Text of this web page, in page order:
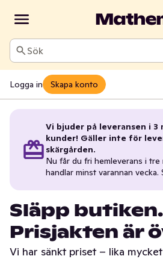
Sök
Logga in Skapa konto
Vi bjuder på leveransen i 3
kunder! Gäller inte för
skärgården.
Nu får du fri hemleverans i tre
handlar minst varannan vecka.
Släpp butiken.
Prisjakten är
Vi har sänkt priset – lika